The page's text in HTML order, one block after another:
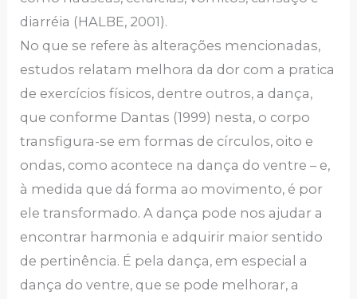
diarréia (HALBE, 2001).
No que se refere às alterações mencionadas,
estudos relatam melhora da dor com a pratica
de exercícios físicos, dentre outros, a dança,
que conforme Dantas (1999) nesta, o corpo
transfigura-se em formas de círculos, oito e
ondas, como acontece na dança do ventre – e,
à medida que dá forma ao movimento, é por
ele transformado. A dança pode nos ajudar a
encontrar harmonia e adquirir maior sentido
de pertinência. É pela dança, em especial a
dança do ventre, que se pode melhorar, a